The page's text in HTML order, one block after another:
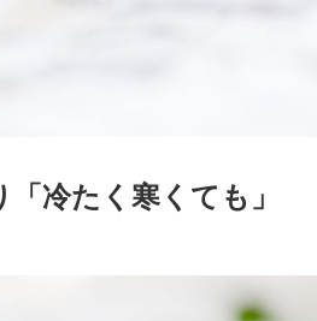
「冷たく寒くても」